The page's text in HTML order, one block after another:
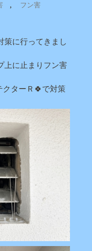
,
フン害
策に行ってきまし
上に止まりフン害
クターＲ🍀で対策